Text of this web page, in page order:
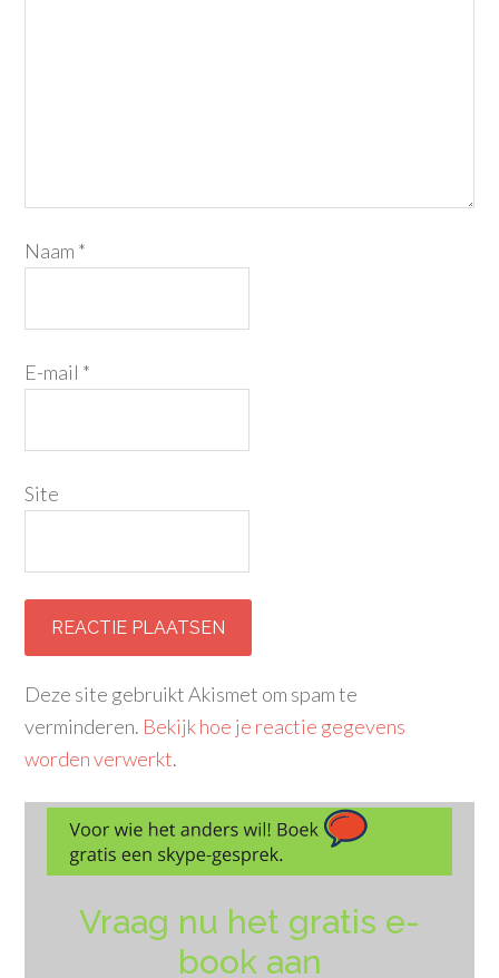
Naam *
E-mail *
Site
Deze site gebruikt Akismet om spam te
verminderen. Bekijk hoe je reactie gegevens
worden verwerkt.
Vraag nu het gratis e-
book aan